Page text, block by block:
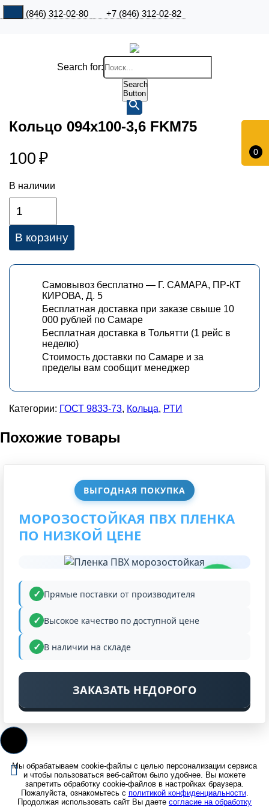
+7 (846) 312-02-80 +7 (846) 312-02-82
0
Search for:
Search
Button
ВЫГОДНАЯ ПОКУПКА
МОРОЗОСТОЙКАЯ ПВХ ПЛЕНКА
ПО НИЗКОЙ ЦЕНЕ
Прямые поставки от производителя
Высокое качество по доступной цене
В наличии на складе
ЗАКАЗАТЬ НЕДОРОГО
Кольцо 094х100-3,6 FKM75
100 ₽
В наличии
В корзину
Самовывоз бесплатно — Г. САМАРА, ПР-КТ
КИРОВА, Д. 5
Бесплатная доставка при заказе свыше 10
000 рублей по Самаре
Бесплатная доставка в Тольятти (1 рейс в
неделю)
Стоимость доставки по Самаре и за
пределы вам сообщит менеджер
Категории: ГОСТ 9833-73, Кольца, РТИ
Похожие товары
Мы обрабатываем cookie-файлы с целью персонализации сервиса
и чтобы пользоваться веб-сайтом было удобнее. Вы можете
запретить обработку cookie-файлов в настройках браузера.
Пожалуйста, ознакомьтесь с политикой конфиденциальности.
Продолжая использовать сайт Вы даете согласие на обработку